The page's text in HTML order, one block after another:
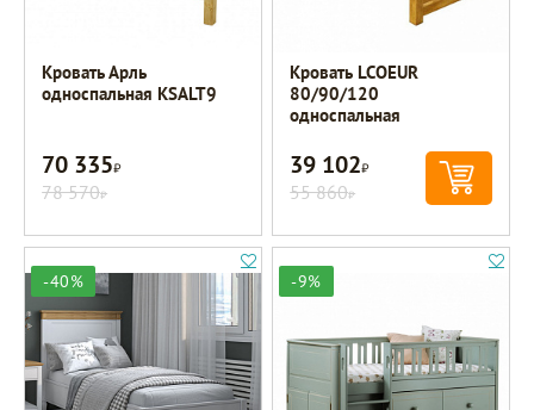
Кровать Арль
односпальная KSALT9
70 335Р
78 570Р
Кровать LCOEUR
80/90/120
односпальная
39 102Р
55 860Р
-40% -9%